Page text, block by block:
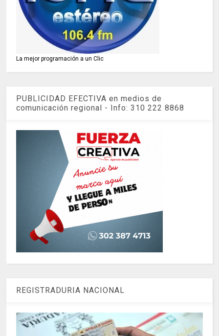
La mejor programación a un Clic
PUBLICIDAD EFECTIVA en medios de
comunicación regional - Info: 310 222 8868
REGISTRADURIA NACIONAL